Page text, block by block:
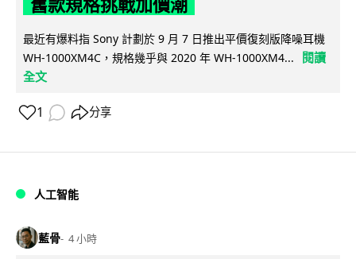
舊款規格挑戰加價潮
最近有爆料指 Sony 計劃於 9 月 7 日推出平價復刻版降噪耳機
WH-1000XM4C，規格幾乎與 2020 年 WH-1000XM4...
閱讀
全文
1 分享
人工智能
藍骨 4 小時